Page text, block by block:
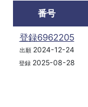
番号
登録6962205
出願2024-12-24
登録2025-08-28